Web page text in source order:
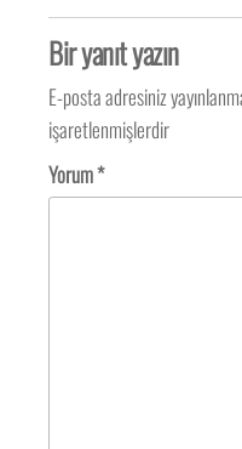
Bir yanıt yazın
E-posta adresiniz
işaretlenmişlerdir
Yorum*